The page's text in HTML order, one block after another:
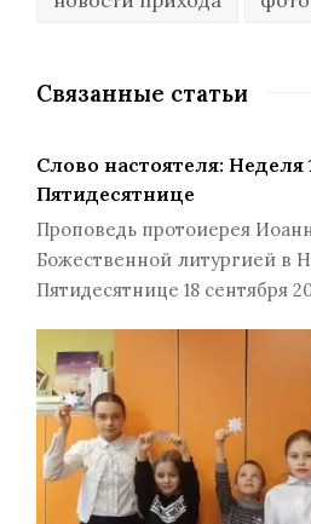
Связанные статьи
Слово настоятеля: Неделя
Пятидесятнице
Проповедь протоиерея
Божественной литургией в
Пятидесятнице 18 сентября